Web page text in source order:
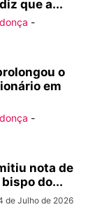
diz que a...
-
o
em
-
nota de
do...
de Julho de 2026